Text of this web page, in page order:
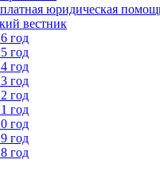
юридическая
вестник
год
год
год
год
год
год
год
год
год